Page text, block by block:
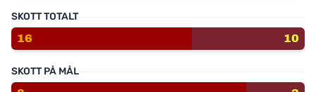
SKOTT TOTALT
16
10
SKOTT PÅ MÅL